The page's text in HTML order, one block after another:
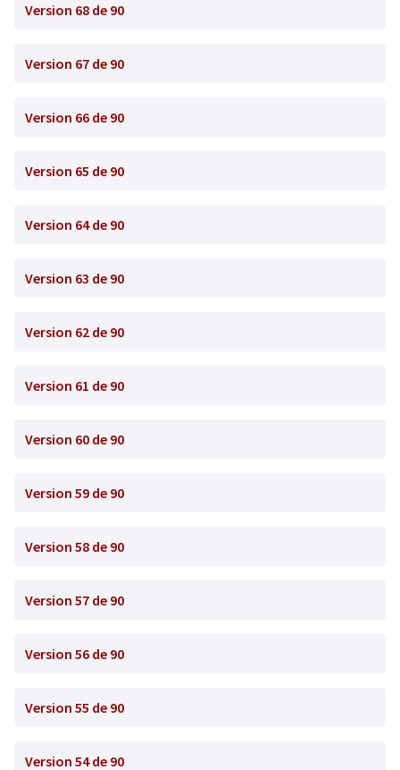
Version 68 de 90
Version 67 de 90
Version 66 de 90
Version 65 de 90
Version 64 de 90
Version 63 de 90
Version 62 de 90
Version 61 de 90
Version 60 de 90
Version 59 de 90
Version 58 de 90
Version 57 de 90
Version 56 de 90
Version 55 de 90
Version 54 de 90